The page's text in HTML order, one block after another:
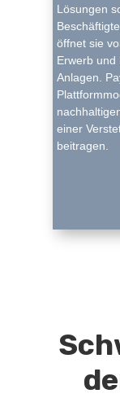
Lösungen
öffnet sie
Erwerb und
Anlagen.
einer
beitragen.